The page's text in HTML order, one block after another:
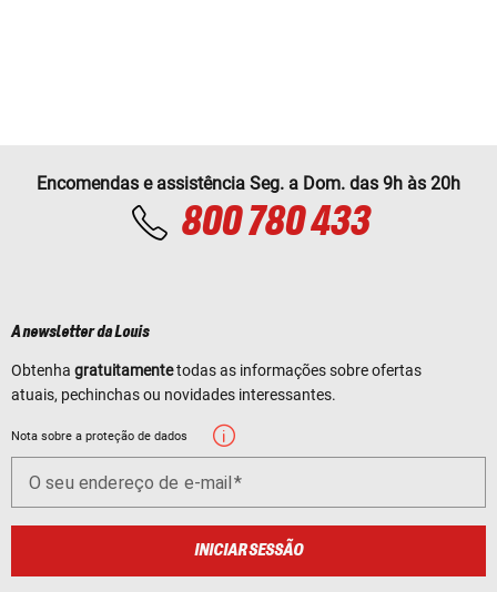
Encomendas e assistência Seg. a Dom. das 9h às 20h
800 780 433
A newsletter da Louis
Obtenha gratuitamentetodas as informações sobre ofertas
atuais, pechinchas ou novidades interessantes.
Nota sobre a proteção de dados
O seu endereço de e-mail
INICIAR SESSÃO